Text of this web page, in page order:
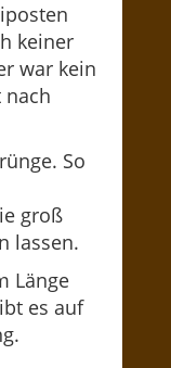
keiner
war kein
So
groß
lassen.
Länge
es auf